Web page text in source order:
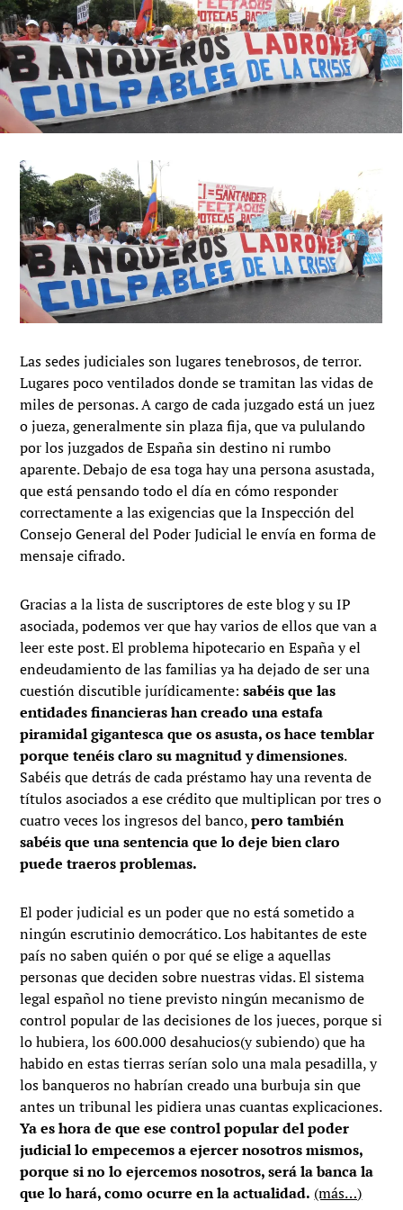
Las sedes judiciales son lugares tenebrosos, de terror.
Lugares poco ventilados donde se tramitan las vidas de
miles de personas. A cargo de cada juzgado está un juez
o jueza, generalmente sin plaza fija, que va pululando
por los juzgados de España sin destino ni rumbo
aparente. Debajo de esa toga hay una persona asustada,
que está pensando todo el día en cómo responder
correctamente a las exigencias que la Inspección del
Consejo General del Poder Judicial le envía en forma de
mensaje cifrado.
Gracias a la lista de suscriptores de este blog y su IP
asociada, podemos ver que hay varios de ellos que van a
leer este post. El problema hipotecario en España y el
endeudamiento de las familias ya ha dejado de ser una
cuestión discutible jurídicamente:sabéis que las
entidades financieras han creado una estafa
piramidal gigantesca que os asusta, os hace temblar
porque tenéis claro su magnitud y dimensiones.
Sabéis que detrás de cada préstamo hay una reventa de
títulos asociados a ese crédito que multiplican por tres o
cuatro veces los ingresos del banco,pero también
sabéis que una sentencia que lo deje bien claro
puede traeros problemas.
El poder judicial es un poder que no está sometido a
ningún escrutinio democrático. Los habitantes de este
país no saben quién o por qué se elige a aquellas
personas que deciden sobre nuestras vidas. El sistema
legal español no tiene previsto ningún mecanismo de
control popular de las decisiones de los jueces, porque si
lo hubiera, los 600.000 desahucios(y subiendo) que ha
habido en estas tierras serían solo una mala pesadilla, y
los banqueros no habrían creado una burbuja sin que
antes un tribunal les pidiera unas cuantas explicaciones.
Ya es hora de que ese control popular del poder
judicial lo empecemos a ejercer nosotros mismos,
porque si no lo ejercemos nosotros, será la banca la
que lo hará, como ocurre en la actualidad. (más…)